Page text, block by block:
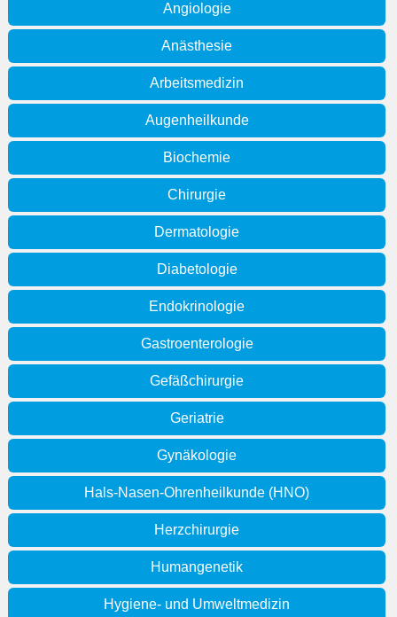
Angiologie
Anästhesie
Arbeitsmedizin
Augenheilkunde
Biochemie
Chirurgie
Dermatologie
Diabetologie
Endokrinologie
Gastroenterologie
Gefäßchirurgie
Geriatrie
Gynäkologie
Hals-Nasen-Ohrenheilkunde (HNO)
Herzchirurgie
Humangenetik
Hygiene- und Umweltmedizin